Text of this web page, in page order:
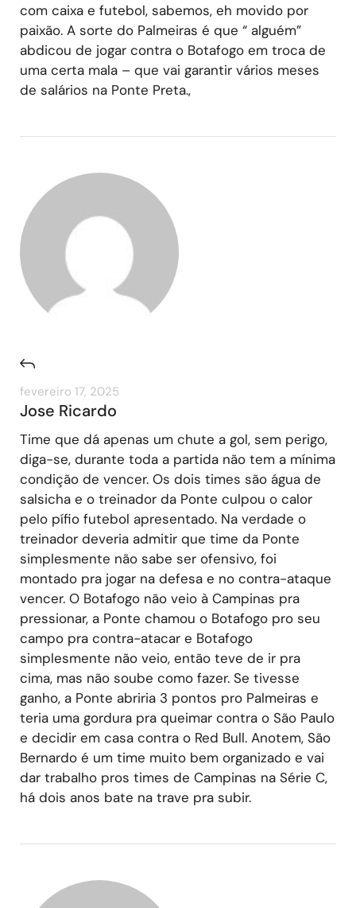
com caixa e futebol, sabemos, eh movido por
paixão. A sorte do Palmeiras é que “ alguém”
abdicou de jogar contra o Botafogo em troca de
uma certa mala – que vai garantir vários meses
de salários na Ponte Preta.,
fevereiro 17, 2025
Jose Ricardo
Time que dá apenas um chute a gol, sem perigo,
diga-se, durante toda a partida não tem a mínima
condição de vencer. Os dois times são água de
salsicha e o treinador da Ponte culpou o calor
pelo pífio futebol apresentado. Na verdade o
treinador deveria admitir que time da Ponte
simplesmente não sabe ser ofensivo, foi
montado pra jogar na defesa e no contra-ataque
vencer. O Botafogo não veio à Campinas pra
pressionar, a Ponte chamou o Botafogo pro seu
campo pra contra-atacar e Botafogo
simplesmente não veio, então teve de ir pra
cima, mas não soube como fazer. Se tivesse
ganho, a Ponte abriria 3 pontos pro Palmeiras e
teria uma gordura pra queimar contra o São Paulo
e decidir em casa contra o Red Bull. Anotem, São
Bernardo é um time muito bem organizado e vai
dar trabalho pros times de Campinas na Série C,
há dois anos bate na trave pra subir.